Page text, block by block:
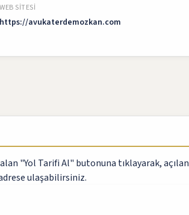
WEB SITESI
https://avukaterdemozkan.com
"Yol Tarifi Al" butonuna tıklayarak, açılan
ulaşabilirsiniz.